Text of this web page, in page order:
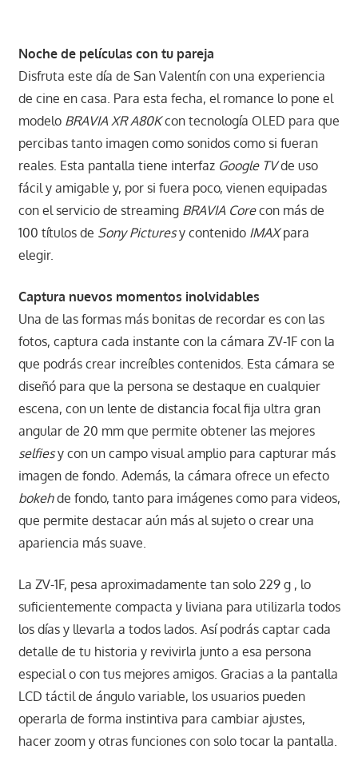
Noche de películas con tu pareja
Disfruta este día de San Valentín con una experiencia
de cine en casa. Para esta fecha, el romance lo pone el
modelo BRAVIA XR A80Kcon tecnología OLED para que
percibas tanto imagen como sonidos como si fueran
reales. Esta pantalla tiene interfaz Google TVde uso
fácil y amigable y, por si fuera poco, vienen equipadas
con el servicio de streaming BRAVIA Corecon más de
100 títulos de Sony Picturesy contenido IMAXpara
elegir.
Captura nuevos momentos inolvidables
Una de las formas más bonitas de recordar es con las
fotos, captura cada instante con la cámara ZV-1F con la
que podrás crear increíbles contenidos. Esta cámara se
diseñó para que la persona se destaque en cualquier
escena, con un lente de distancia focal fija ultra gran
angular de 20 mm que permite obtener las mejores
selfiesy con un campo visual amplio para capturar más
imagen de fondo. Además, la cámara ofrece un efecto
bokehde fondo, tanto para imágenes como para videos,
que permite destacar aún más al sujeto o crear una
apariencia más suave.
La ZV-1F, pesa aproximadamente tan solo 229 g , lo
suficientemente compacta y liviana para utilizarla todos
los días y llevarla a todos lados. Así podrás captar cada
detalle de tu historia y revivirla junto a esa persona
especial o con tus mejores amigos. Gracias a la pantalla
LCD táctil de ángulo variable, los usuarios pueden
operarla de forma instintiva para cambiar ajustes,
hacer zoom y otras funciones con solo tocar la pantalla.